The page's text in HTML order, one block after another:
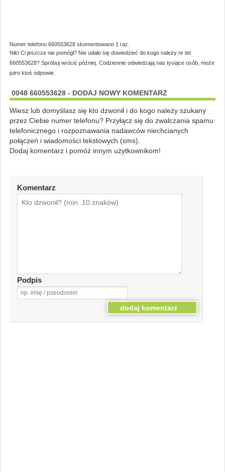
Numer telefonu 660553628 skomentowano 1 raz.
Nikt Ci jeszcze nie pomógł? Nie udało się dowiedzieć do kogo należy nr tel.
660553628? Spróbuj wrócić później. Codziennie odwiedzają nas tysiące osób, może
jutro ktoś odpowie.
0048 660553628 - DODAJ NOWY KOMENTARZ
Wiesz lub domyślasz się kto dzwonił i do kogo należy szukany
przez Ciebie numer telefonu? Przyłącz się do zwalczania spamu
telefonicznego i rozpoznawania nadawców niechcianych
połączeń i wiadomości tekstowych (sms).
Dodaj komentarz i pomóż innym użytkownikom!
Komentarz
Podpis